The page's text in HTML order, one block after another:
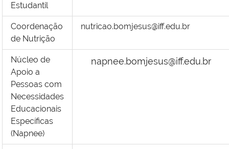
Estudantil
Coordenação
de Nutrição
nutricao.bomjesus@iff.edu.br
Núcleo de
Apoio a
Pessoas com
Necessidades
Educacionais
Específicas
(Napnee)
napnee.bomjesus@iff.edu.br